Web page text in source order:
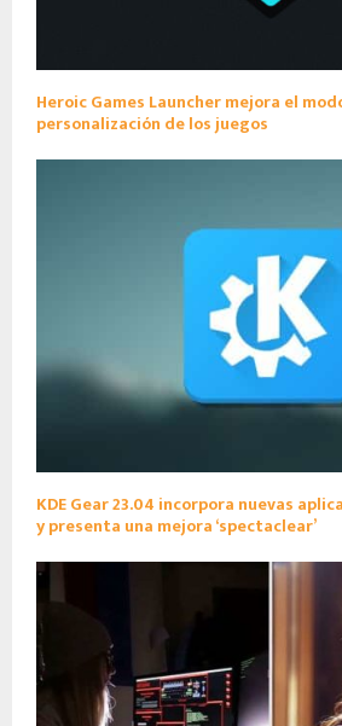
Heroic Games Launcher mejora el
personalización de los juegos
KDE Gear 23.04 incorpora nuevas
y presenta una mejora ‘spectaclear’